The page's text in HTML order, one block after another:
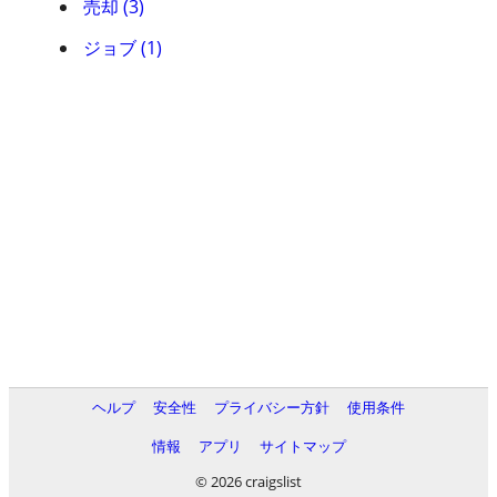
売却 (3)
ジョブ (1)
ヘルプ 安全性 プライバシー方針
使用条件
情報
アプリ
サイトマップ
© 2026 craigslist